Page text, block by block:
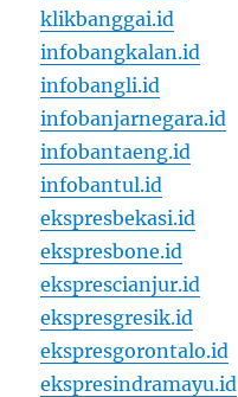
klikbanggai.id
infobangkalan.id
infobangli.id
infobanjarnegara.id
infobantaeng.id
infobantul.id
ekspresbekasi.id
ekspresbone.id
eksprescianjur.id
ekspresgresik.id
ekspresgorontalo.id
ekspresindramayu.id